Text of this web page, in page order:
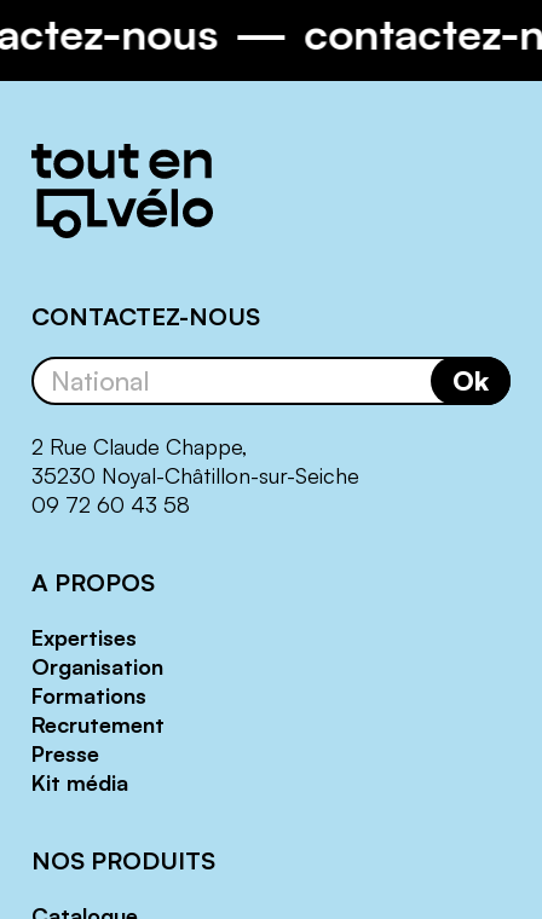
nous
Informations
complémentaires
CONTACTEZ-NOUS
Ok
2 Rue Claude Chappe,
35230 Noyal-Châtillon-sur-Seiche
09 72 60 43 58
A PROPOS
Expertises
Organisation
Formations
Recrutement
Presse
Kit média
NOS PRODUITS